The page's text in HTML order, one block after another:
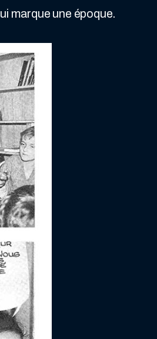
marque une époque.